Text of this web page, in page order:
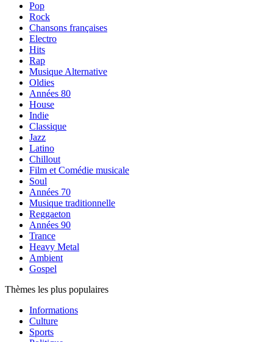
Pop
Rock
Chansons françaises
Electro
Hits
Rap
Musique Alternative
Oldies
Années 80
House
Indie
Classique
Jazz
Latino
Chillout
Film et Comédie musicale
Soul
Années 70
Musique traditionnelle
Reggaeton
Années 90
Trance
Heavy Metal
Ambient
Gospel
Thèmes les plus populaires
Informations
Culture
Sports